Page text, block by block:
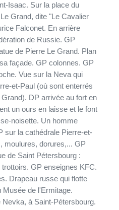
Isaac. Sur la place du
Grand, dite "Le Cavalier
Falconet. En arrière
de Russie. GP
de Pierre Le Grand. Plan
façade. GP colonnes. GP
Vue sur la Neva qui
et-Paul (où sont enterrés
DP arrivée au fort en
un ours en laisse et le font
noisette. Un homme
sur la cathédrale Pierre-et-
moulures, dorures,... GP
GP enseignes KFC.
Drapeau russe qui flotte
de l'Ermitage.
Nevka, à Saint-Pétersbourg.